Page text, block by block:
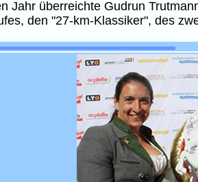
überreichte Gudrun
den "27-km-Klassiker", des